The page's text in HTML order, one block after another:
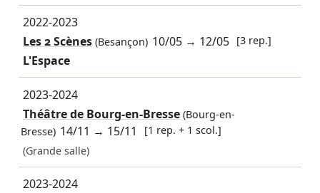
2022-2023
Les 2 Scènes(Besançon) 10/05 → 12/05 [3 rep.]
L'Espace
2023-2024
Théâtre de Bourg-en-Bresse(Bourg-en-
Bresse) 14/11 → 15/11
[1 rep. + 1 scol.]
(Grande salle)
2023-2024